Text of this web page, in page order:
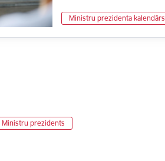
Ministru prezidenta kalendārs
Ministru prezidents